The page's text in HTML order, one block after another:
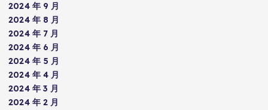
2024 年 9 月
2024 年 8 月
2024 年 7 月
2024 年 6 月
2024 年 5 月
2024 年 4 月
2024 年 3 月
2024 年 2 月